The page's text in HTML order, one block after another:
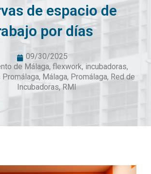
de espacio de
por días
09/30/2025
de Málaga, flexwork, incubadoras,
Promálaga, Málaga, Promálaga, Red de
Incubadoras, RMI